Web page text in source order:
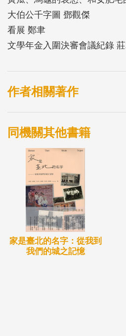
大伯公千字圖 鄧觀傑
看展 鄭聿
文學年金入圍決審會議紀錄
作者相關著作
同機關其他書籍
家是臺北的名字：從我到
我們的城之記憶